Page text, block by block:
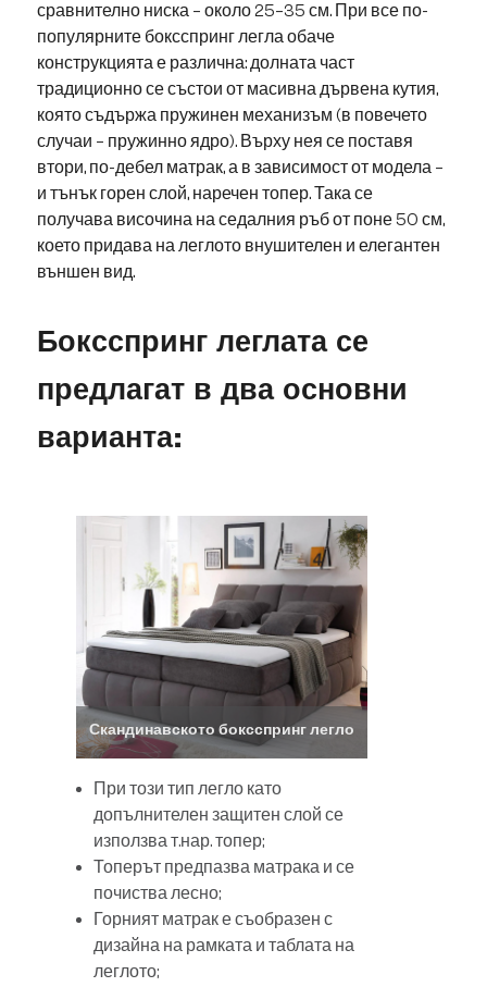
сравнително ниска – около 25–35 см. При все по-
популярните боксспринг легла обаче
конструкцията е различна: долната част
традиционно се състои от масивна дървена кутия,
която съдържа пружинен механизъм (в повечето
случаи – пружинно ядро). Върху нея се поставя
втори, по-дебел матрак, а в зависимост от модела –
и тънък горен слой, наречен топер. Така се
получава височина на седалния ръб от поне 50 см,
което придава на леглото внушителен и елегантен
външен вид.
Боксспринг леглата се
предлагат в два основни
варианта:
Скандинавското боксспринг легло
При този тип легло като
допълнителен защитен слой се
използва т.нар. топер;
Топерът предпазва матрака и се
почиства лесно;
Горният матрак е съобразен с
дизайна на рамката и таблата на
леглото;